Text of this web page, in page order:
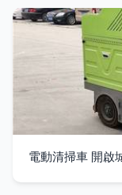
電動清掃車 開啟